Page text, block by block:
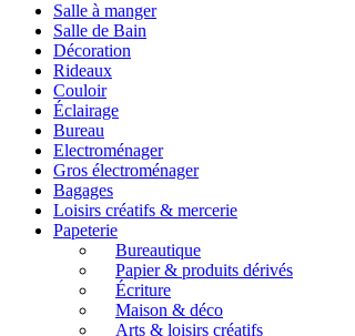
Salle à manger
Salle de Bain
Décoration
Rideaux
Couloir
Éclairage
Bureau
Electroménager
Gros électroménager
Bagages
Loisirs créatifs & mercerie
Papeterie
Bureautique
Papier & produits dérivés
Écriture
Maison & déco
Arts & loisirs créatifs